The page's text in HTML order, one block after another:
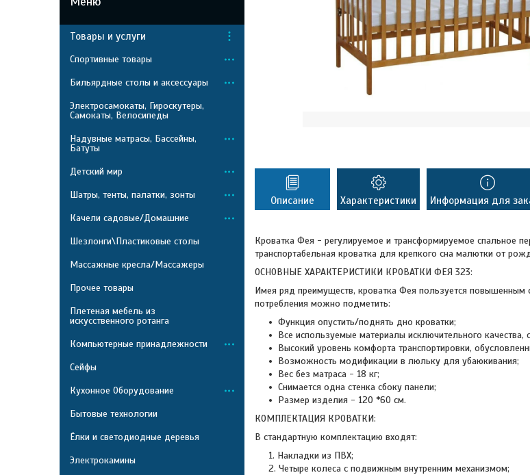
Описание Характеристики Информация для
Кроватка Фея - регулируемое и трансформируемое спальное
транспортабельная кроватка для крепкого сна малютки от
ОСНОВНЫЕ ХАРАКТЕРИСТИКИ КРОВАТКИ ФЕЯ 323:
Имея ряд преимуществ, кроватка Фея пользуется повышенным
потребления можно подметить:
Функция опустить/поднять дно кроватки;
Все используемые материалы исключительного качества,
Высокий уровень комфорта транспортировки,
Возможность модификации в люльку для убаюкивания;
Вес без матраса - 18 кг;
Снимается одна стенка сбоку панели;
Размер изделия - 120 *60 см.
КОМПЛЕКТАЦИЯ КРОВАТКИ:
В стандартную комплектацию входят:
Накладки из ПВХ;
Четыре колеса с подвижным внутренним механизмом;
Товары и услуги
Спортивные товары
Бильярдные столы и аксессуары
Электросамокаты, Гироскутеры,
Самокаты, Велосипеды
Надувные матрасы, Бассейны,
Батуты
Детский мир
Шатры, тенты, палатки, зонты
Качели садовые/Домашние
Шезлонги\Пластиковые столы
Массажные кресла/Массажеры
Прочее товары
Плетеная мебель из
искусственного ротанга
Компьютерные принадлежности
Сейфы
Кухонное Оборудование
Бытовые технологии
Ёлки и светодиодные деревья
Электрокамины